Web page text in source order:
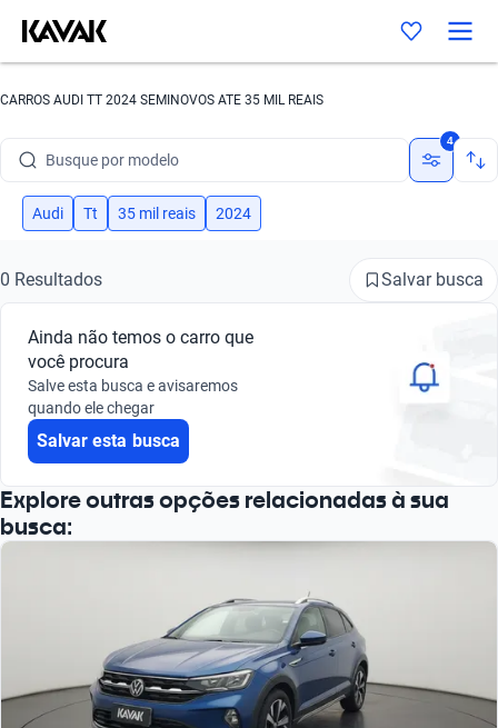
CARROS AUDI TT 2024 SEMINOVOS ATE 35 MIL REAIS
Busque por modelo
Busque por versão
Busque por marca
Busque por modelo
Busque por versão
4
Audi Tt 35 mil reais 2024
0 Resultados Salvar busca
Ainda não temos o carro que
você procura
Salve esta busca e avisaremos
quando ele chegar
Salvar esta busca
Explore outras opções relacionadas à sua
busca: